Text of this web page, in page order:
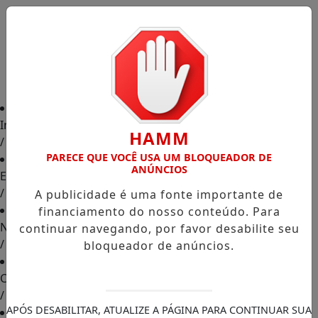
Início
/
Edições
/
Notícias
/
Contato
/
HAMM
PARECE QUE VOCÊ USA UM BLOQUEADOR DE
ANÚNCIOS
A publicidade é uma fonte importante de
financiamento do nosso conteúdo. Para
continuar navegando, por favor desabilite seu
bloqueador de anúncios.
APÓS DESABILITAR, ATUALIZE A PÁGINA PARA CONTINUAR SUA